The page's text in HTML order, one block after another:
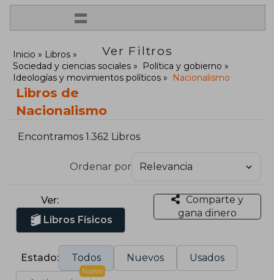
=
Ver Filtros
Inicio
Libros
Sociedad y ciencias sociales
Política y gobierno
Ideologías y movimientos políticos
Nacionalismo
Libros de
Nacionalismo
Encontramos 1.362 Libros
Ordenar por
Ver:
Libros Físicos
Comparte y
gana dinero
Estado: Todos Nuevos Usados
Nuevo